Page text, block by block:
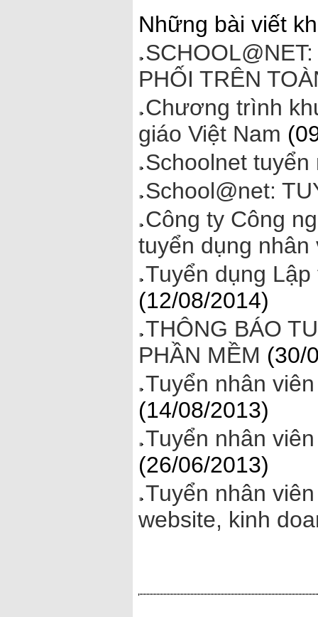
Những bài viết
PHỐI TRÊN
Chương trình
giáo Việt Nam
Schoolnet
School@net:
Công ty Công
tuyển dụng nhân
Tuyển dụng
(12/08/2014)
THÔNG BÁO
PHẦN MỀM (30/
Tuyển nhân
(14/08/2013)
Tuyển nhân
(26/06/2013)
Tuyển nhân
website, kinh